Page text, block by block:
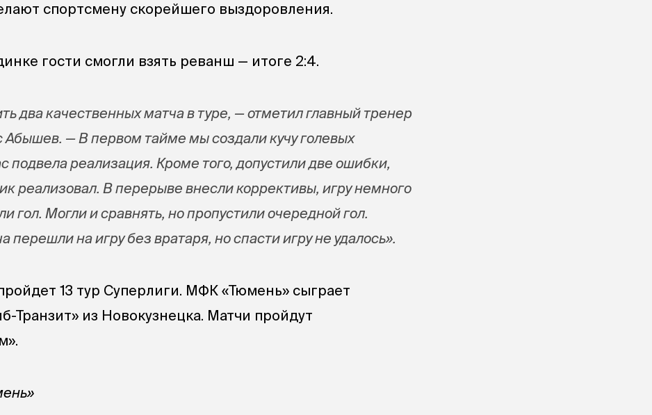
спортсмену скорейшего выздоровления.
гости смогли взять реванш — итоге 2:4.
два качественных матча в туре, — отметил главный тренер
Абышев. — В первом тайме мы создали кучу голевых
подвела реализация. Кроме того, допустили две ошибки,
реализовал. В перерыве внесли коррективы, игру немного
гол. Могли и сравнять, но пропустили очередной гол.
перешли на игру без вратаря, но спасти игру не удалось».
13 тур Суперлиги. МФК «Тюмень» сыграет
Транзит» из Новокузнецка. Матчи пройдут